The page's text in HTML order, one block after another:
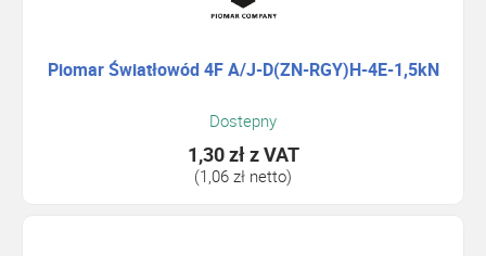
Piomar Światłowód 4F A/J-D(ZN-RGY)H-4E-1,5kN
Dostepny
1,30 złz VAT
(1,06 zł netto)